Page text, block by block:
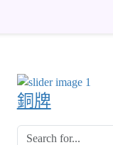
銅牌